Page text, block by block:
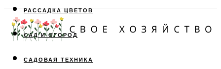
РАССАДКА ЦВЕТОВ
САД И ОГОРОД
САДОВАЯ ТЕХНИКА